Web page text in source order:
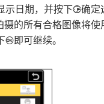
示日期，并按下2确定
摄的所有合格图像将使
J即可继续。